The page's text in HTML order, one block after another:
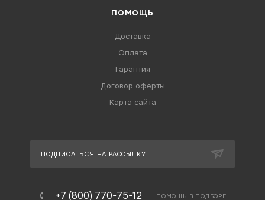
ПОМОЩЬ
Доставка
Оплата
Гарантия
Договор оферты
Карта сайта
ПОДПИСАТЬСЯ НА РАССЫЛКУ
+7 (800) 770-75-12 ПОМОЩЬ В ПОДБОРЕ